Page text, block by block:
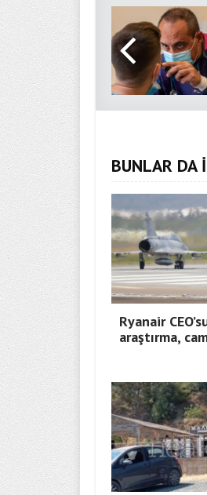
BUNLAR DA
Ryanair
araştırma,